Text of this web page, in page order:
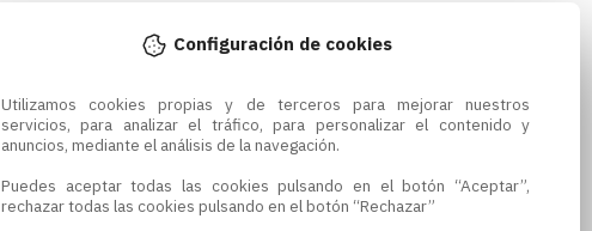
Configuración de cookies
Utilizamos cookies propias y de terceros para mejorar nuestros
servicios, para analizar el tráfico, para personalizar el contenido y
anuncios, mediante el análisis de la navegación.
Puedes aceptar todas las cookies pulsando en el botón “Aceptar”,
rechazar todas las cookies pulsando en el botón “Rechazar”